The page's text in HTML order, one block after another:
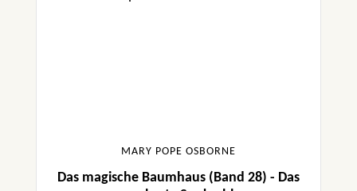
MARY POPE OSBORNE
Das magische Baumhaus (Band 28) - Das